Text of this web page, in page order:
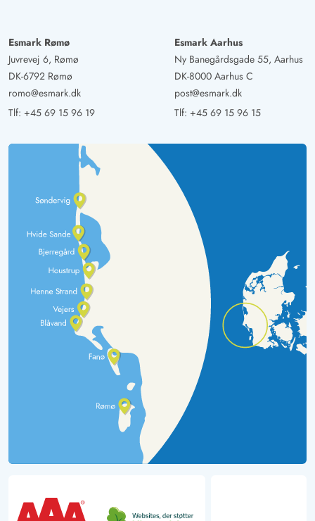
Esmark Rømø
Juvrevej 6, Rømø
DK-6792 Rømø
romo@esmark.dk
Tlf: +45 69 15 96 19
Esmark Aarhus
Ny Banegårdsgade 55, Aarhus
DK-8000 Aarhus C
post@esmark.dk
Tlf: +45 69 15 96 15